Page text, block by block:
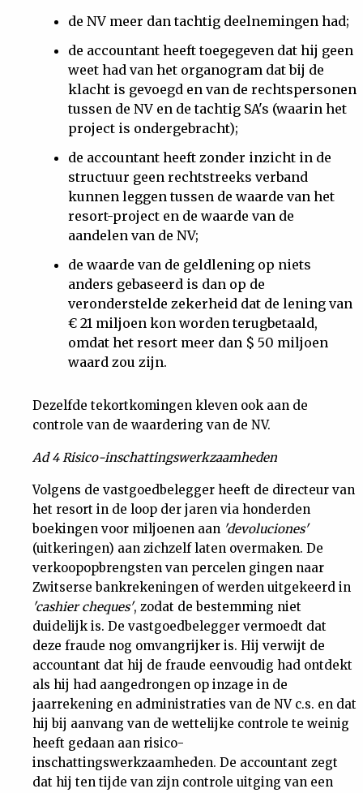
de NV meer dan tachtig deelnemingen had;
de accountant heeft toegegeven dat hij geen
weet had van het organogram dat bij de
klacht is gevoegd en van de rechtspersonen
tussen de NV en de tachtig SA's (waarin het
project is ondergebracht);
de accountant heeft zonder inzicht in de
structuur geen rechtstreeks verband
kunnen leggen tussen de waarde van het
resort-project en de waarde van de
aandelen van de NV;
de waarde van de geldlening op niets
anders gebaseerd is dan op de
veronderstelde zekerheid dat de lening van
€ 21 miljoen kon worden terugbetaald,
omdat het resort meer dan $ 50 miljoen
waard zou zijn.
Dezelfde tekortkomingen kleven ook aan de
controle van de waardering van de NV.
Ad 4 Risico-inschattingswerkzaamheden
Volgens de vastgoedbelegger heeft de directeur van
het resort in de loop der jaren via honderden
boekingen voor miljoenen aan 'devoluciones'
(uitkeringen) aan zichzelf laten overmaken. De
verkoopopbrengsten van percelen gingen naar
Zwitserse bankrekeningen of werden uitgekeerd in
'cashier cheques', zodat de bestemming niet
duidelijk is. De vastgoedbelegger vermoedt dat
deze fraude nog omvangrijker is. Hij verwijt de
accountant dat hij de fraude eenvoudig had ontdekt
als hij had aangedrongen op inzage in de
jaarrekening en administraties van de NV c.s. en dat
hij bij aanvang van de wettelijke controle te weinig
heeft gedaan aan risico-
inschattingswerkzaamheden. De accountant zegt
dat hij ten tijde van zijn controle uitging van een